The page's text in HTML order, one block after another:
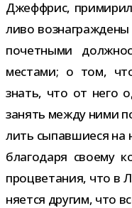
Джеффрис,
ливо
почет­ными
местами; о том,
знать, что от него
занять между ними
лить сыпав­ши­еся на
бла­го­даря сво­ему
про­цве­та­ния, что в
ня­ется дру­гим, что